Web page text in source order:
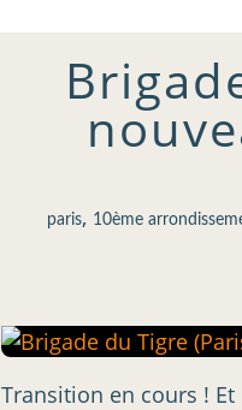
paris, 10ème
Transition en cours !